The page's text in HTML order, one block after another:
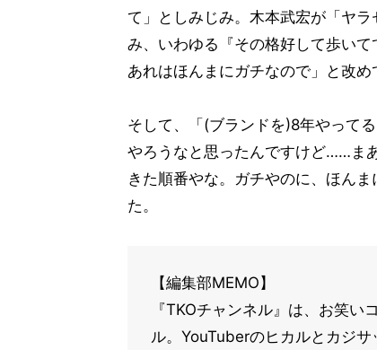
て」としみじみ。木本武宏が「ヤ
み、いわゆる『その格好して歩いて
あれはほんまにガチなので」と改め
そして、「(ブランドを)8年やって
やろうなと思ったんですけど……ま
きた順番やな。ガチやのに、ほん
た。
【編集部MEMO】
『TKOチャンネル』は、お笑
ル。YouTuberのヒカルとカジ